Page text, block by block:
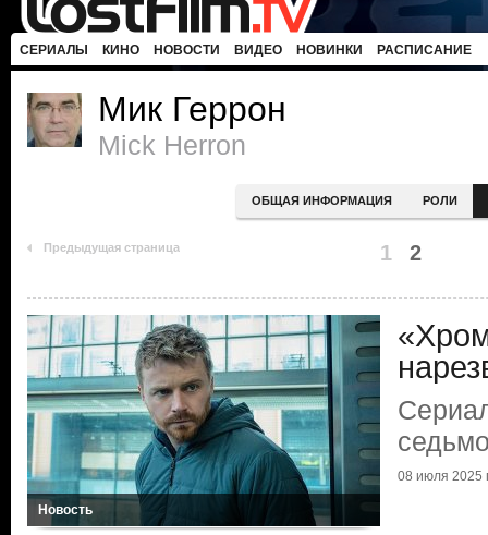
СЕРИАЛЫ КИНО НОВОСТИ ВИДЕО НОВИНКИ РАСПИСАНИЕ
Мик Геррон
Mick Herron
ОБЩАЯ ИНФОРМАЦИЯ РОЛИ
Предыдущая страница 1 2
Новость
08 июля 2025